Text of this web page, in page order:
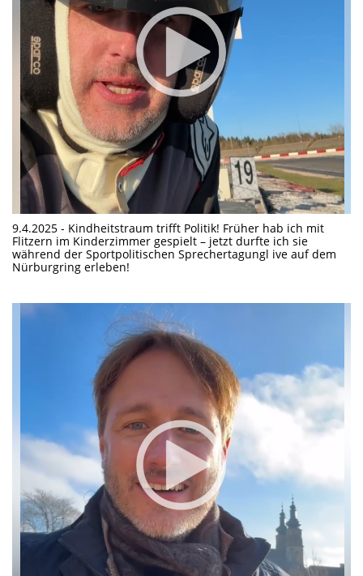
9.4.2025 - Kindheitstraum trifft Politik! Früher hab ich mit
Flitzern im Kinderzimmer gespielt – jetzt durfte ich sie
während der Sportpolitischen Sprechertagungl ive auf dem
Nürburgring erleben!